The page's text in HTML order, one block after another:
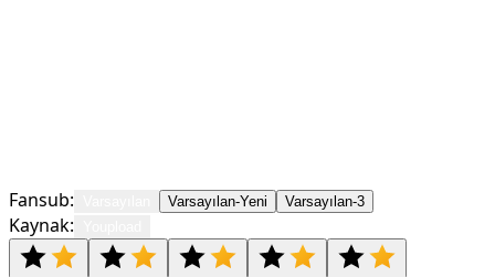
Fansub: Varsayılan-Yeni Varsayılan-3
Kaynak: